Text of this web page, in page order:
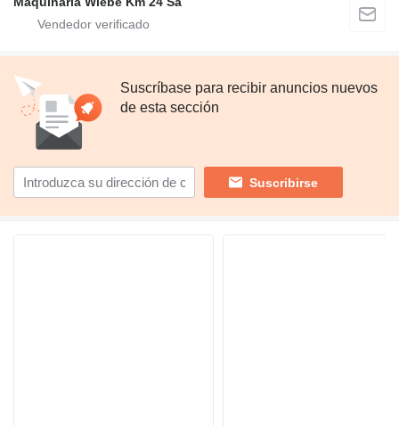
Suscríbase para recibir anuncios nuevos
de esta sección
Suscribirse